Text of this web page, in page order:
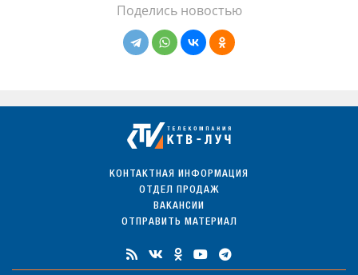
Поделись новостью
КОНТАКТНАЯ ИНФОРМАЦИЯ
ОТДЕЛ ПРОДАЖ
ВАКАНСИИ
ОТПРАВИТЬ МАТЕРИАЛ